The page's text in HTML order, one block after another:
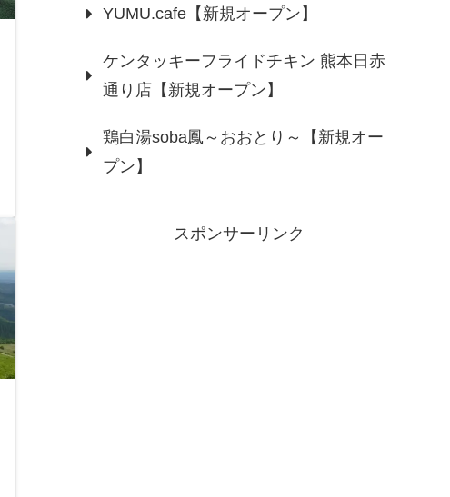
YUMU.cafe【新規オープン】
ケンタッキーフライドチキン 熊本日赤
通り店【新規オープン】
鶏白湯soba鳳～おおとり～【新規オー
プン】
スポンサーリンク